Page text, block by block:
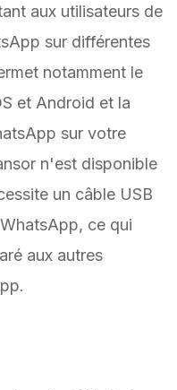
aux utilisateurs de
sur différentes
notamment le
et Android et la
sur votre
n'est disponible
un câble USB
ce qui
aux autres